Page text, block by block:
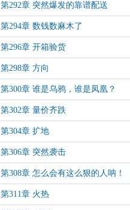
第292章 突然爆发的靠谱配送
第294章 数钱数麻木了
第296章 开箱验货
第298章 方向
第300章 谁是乌鸦，谁是凤凰？
第302章 量价齐跌
第304章 扩地
第306章 突然袭击
第308章 怎么会有这么狠的人呐！
第311章 火热